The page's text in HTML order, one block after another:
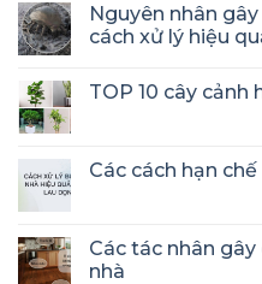
Nguyên nhân
cách xử lý hiệu
TOP 10 cây
Các cách hạn
Các tác nhân
nhà